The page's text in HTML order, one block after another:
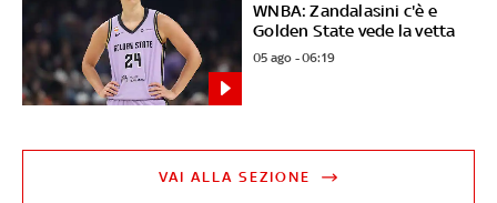
WNBA: Zandalasini c'è e
Golden State vede la vetta
05 ago - 06:19
VAI ALLA SEZIONE